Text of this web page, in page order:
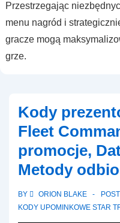
Przestrzegając
menu nagród i
gracze mogą
grze.
Kody
Fleet
promocje,
Metody
BY ORION BLAKE
KODY UPOMINKOWE STAR